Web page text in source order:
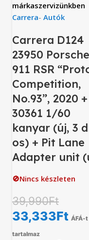
márkaszervizünkben
Carrera- Autók
Carrera D124
23950 Porsche
911 RSR
Competition,
No.93”, 2020 +
30361 1/60
kanyar (új, 3
os) + Pit Lane
Adapter unit
🚫Nincs készleten
39,990Ft
33,333Ft ÁFÁ-t
tartalmaz